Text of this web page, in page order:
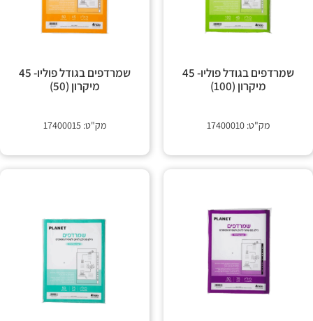
שמרדפים בגודל פוליו- 45
מיקרון (100)
מק"ט: 17400010
שמרדפים בגודל פוליו- 45
מיקרון (50)
מק"ט: 17400015